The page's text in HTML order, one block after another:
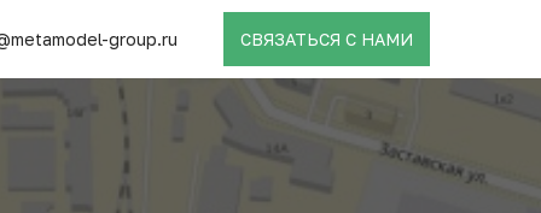
СВЯЗАТЬСЯ С НАМИ
group.ru